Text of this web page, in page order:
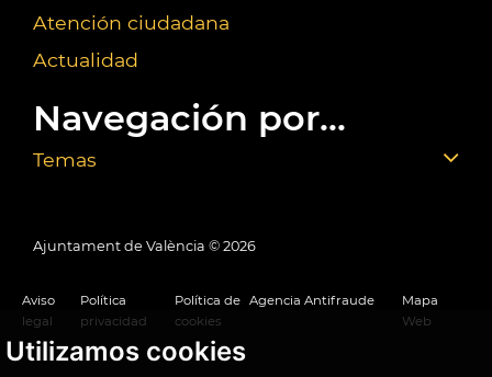
Utilizamos cookies
Atención ciudadana
Actualidad
Navegación por...
Temas
Ajuntament de València © 2026
Aviso
legal
Política
privacidad
Política de
cookies
Agencia Antifraude
Mapa
Web